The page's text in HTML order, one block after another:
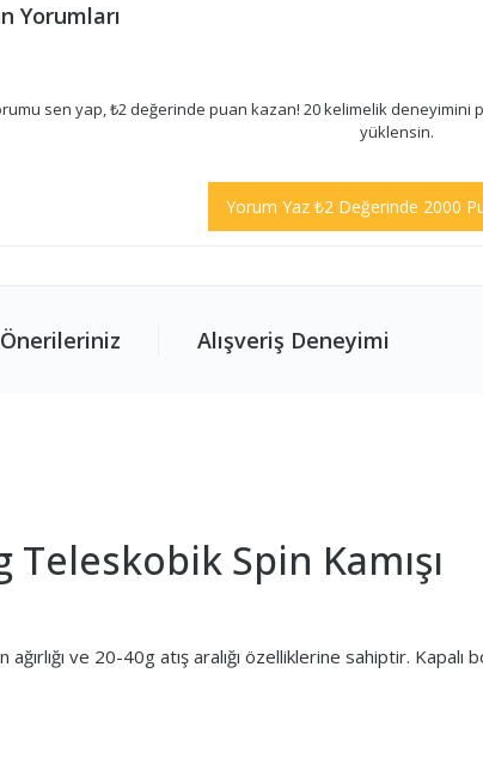
Yorumları
sen yap, ₺2 değerinde puan kazan! 20 kelimelik deneyimini
yüklensin.
Yorum Yaz ₺2 Değerinde 2000
Önerileriniz Alışveriş Deneyimi
Spin Kamışı
ve 20-40g atış aralığı özelliklerine sahiptir. Kapalı